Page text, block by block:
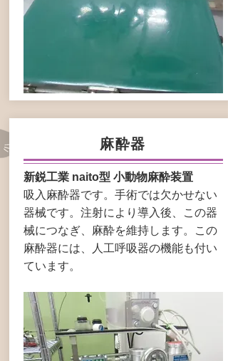
麻酔器
新鋭工業 naito型 小動物麻酔装置
吸入麻酔器です。手術では欠かせない
器械です。注射により導入後、この器
械につなぎ、麻酔を維持します。この
麻酔器には、人工呼吸器の機能も付い
ています。